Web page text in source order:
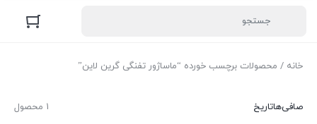
خانه / محصولات برچسب خورده “ماساژور تفنگی گرین لاین”
1 محصول صافی‌هاتاریخ